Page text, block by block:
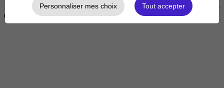
2 jours à 2 semaines
(14h à 70h)
Personnaliser mes choix Tout accepter